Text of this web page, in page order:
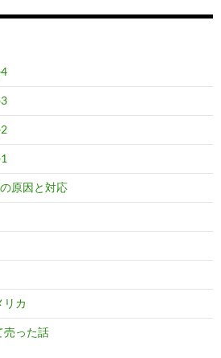
原因と対応
リカ
売った話